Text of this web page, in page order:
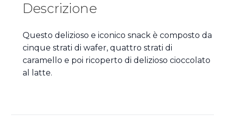
Descrizione
Questo delizioso e iconico snack è composto da
cinque strati di wafer, quattro strati di
caramello e poi ricoperto di delizioso cioccolato
al latte.